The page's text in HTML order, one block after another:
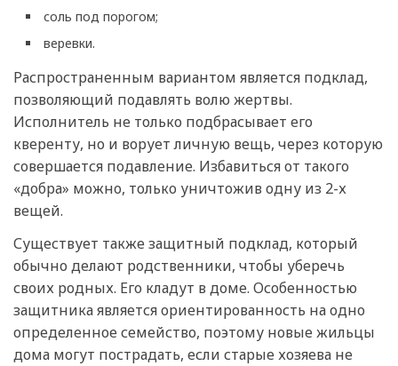
соль под порогом;
веревки.
Распространенным вариантом является подклад,
позволяющий подавлять волю жертвы.
Исполнитель не только подбрасывает его
кверенту, но и ворует личную вещь, через которую
совершается подавление. Избавиться от такого
«добра» можно, только уничтожив одну из 2-х
вещей.
Существует также защитный подклад, который
обычно делают родственники, чтобы уберечь
своих родных. Его кладут в доме. Особенностью
защитника является ориентированность на одно
определенное семейство, поэтому новые жильцы
дома могут пострадать, если старые хозяева не